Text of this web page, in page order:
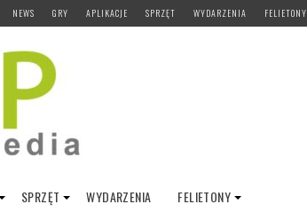
NEWS GRY APLIKACJE SPRZĘT WYDARZENIA FELIETONY
SPRZĘT WYDARZENIA FELIETONY